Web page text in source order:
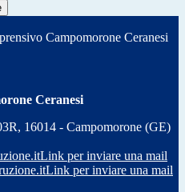
Campomorone Ceranesi
Ceranesi
16014 - Campomorone (GE)
Link per inviare una mail
Link per inviare una mail